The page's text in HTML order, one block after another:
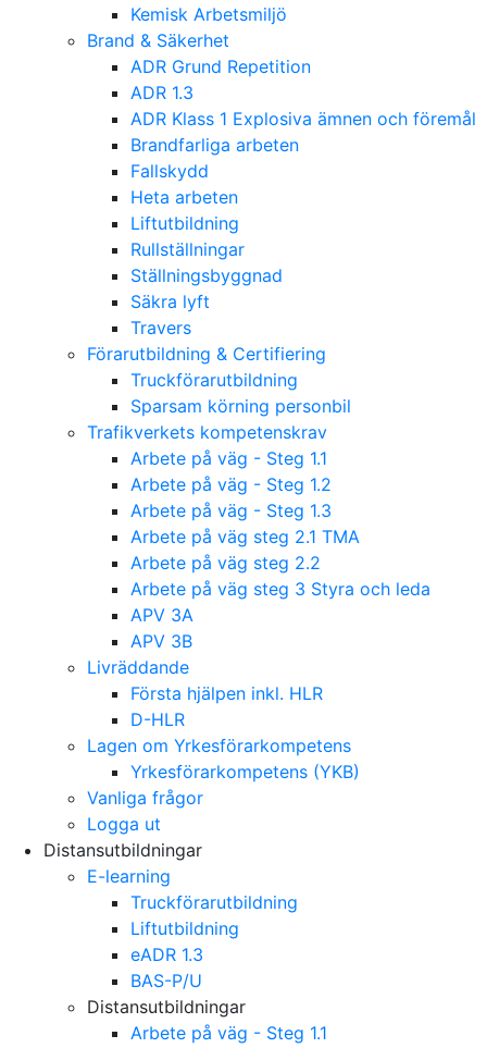
Kemisk Arbetsmiljö
Brand & Säkerhet
ADR Grund Repetition
ADR 1.3
ADR Klass 1 Explosiva ämnen och föremål
Brandfarliga arbeten
Fallskydd
Heta arbeten
Liftutbildning
Rullställningar
Ställningsbyggnad
Säkra lyft
Travers
Förarutbildning & Certifiering
Truckförarutbildning
Sparsam körning personbil
Trafikverkets kompetenskrav
Arbete på väg - Steg 1.1
Arbete på väg - Steg 1.2
Arbete på väg - Steg 1.3
Arbete på väg steg 2.1 TMA
Arbete på väg steg 2.2
Arbete på väg steg 3 Styra och leda
APV 3A
APV 3B
Livräddande
Första hjälpen inkl. HLR
D-HLR
Lagen om Yrkesförarkompetens
Yrkesförarkompetens (YKB)
Vanliga frågor
Logga ut
Distansutbildningar
E-learning
Truckförarutbildning
Liftutbildning
eADR 1.3
BAS-P/U
Distansutbildningar
Arbete på väg - Steg 1.1